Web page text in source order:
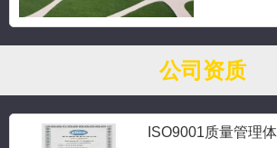
公司资质
ISO9001质量管理